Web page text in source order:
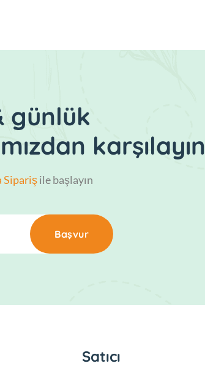
günlük
karşılayın
Siparişile başlayın
Başvur
Satıcı